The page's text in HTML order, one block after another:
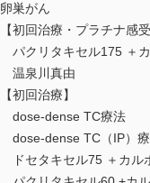
卵巣がん
【初回治療・プラチナ感
パクリタキセル175 ＋
温泉川真由
【初回治療】
dose-dense TC療法
dose-dense TC（IP
ドセタキセル75 ＋カ